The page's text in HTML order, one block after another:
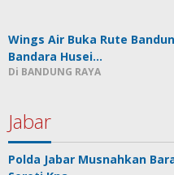
Wings Air Buka Rute
Bandara Husei…
Di BANDUNG RAYA
Jabar
Polda Jabar Musnahkan